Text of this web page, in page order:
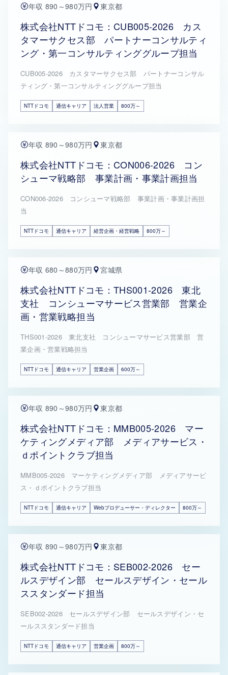
年収 890～980万円 東京都
株式会社NTTドコモ：CUB005-2026 カス
タマーサクセス部 パートナーコンサルティ
ング・第一コンサルティンググループ担当
CUB005-2026 カスタマーサクセス部 パートナーコンサル
ティング・第一コンサルティンググループ担当
NTTドコモ 通信キャリア 法人営業 800万～
年収 890～980万円 東京都
株式会社NTTドコモ：CON006-2026 コン
シューマ戦略部 事業計画・事業計画担当
CON006-2026 コンシューマ戦略部 事業計画・事業計画担
当
NTTドコモ 通信キャリア 経営企画・経営戦略 800万～
年収 680～880万円 宮城県
株式会社NTTドコモ：THS001-2026 東北
支社 コンシューマサービス営業部 営業企
画・営業戦略担当
THS001-2026 東北支社 コンシューマサービス営業部 営
業企画・営業戦略担当
NTTドコモ 通信キャリア 営業企画 600万～
年収 890～980万円 東京都
株式会社NTTドコモ：MMB005-2026 マー
ケティングメディア部 メディアサービス・
ｄポイントクラブ担当
MMB005-2026 マーケティングメディア部 メディアサービ
ス・ｄポイントクラブ担当
NTTドコモ 通信キャリア Webプロデューサー・ディレクター 800万～
年収 890～980万円 東京都
株式会社NTTドコモ：SEB002-2026 セー
ルスデザイン部 セールスデザイン・セール
ススタンダード担当
SEB002-2026 セールスデザイン部 セールスデザイン・セ
ールススタンダード担当
NTTドコモ 通信キャリア 営業企画 800万～